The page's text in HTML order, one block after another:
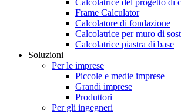
Calcolatrice del progetto di
Frame Calculator
Calcolatore di fondazione
Calcolatrice per muro di
Calcolatrice piastra di base
Soluzioni
Per le imprese
Piccole e medie imprese
Grandi imprese
Produttori
Per gli ingegneri